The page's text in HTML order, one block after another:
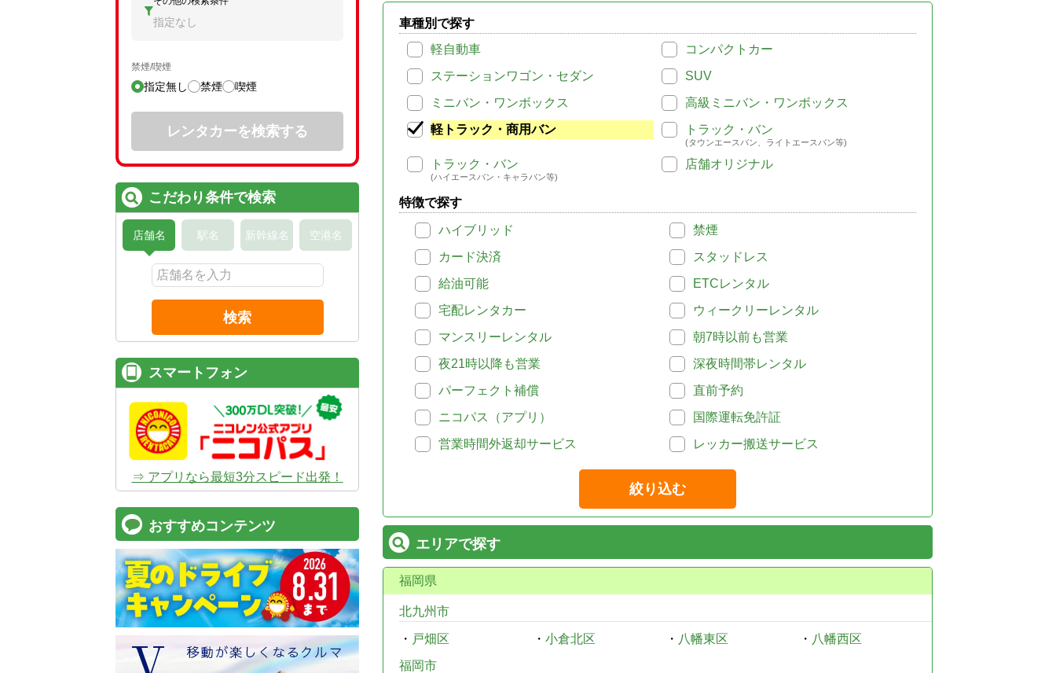
車種別で探す
軽自動車
コンパクトカー
ステーションワゴン・セダン
SUV
ミニバン・ワンボックス
高級ミニバン・ワンボックス
軽トラック・商用バン
トラック・バン
(タウンエースバン、ライトエースバン等)
トラック・バン
(ハイエースバン・キャラバン等)
店舗オリジナル
特徴で探す
ハイブリッド
禁煙
カード決済
スタッドレス
給油可能
ETCレンタル
宅配レンタカー
ウィークリーレンタル
マンスリーレンタル
朝7時以前も営業
夜21時以降も営業
深夜時間帯レンタル
パーフェクト補償
直前予約
ニコパス（アプリ）
国際運転免許証
営業時間外返却サービス
レッカー搬送サービス
絞り込む
エリアで探す
福岡県
北九州市
・ 戸畑区 ・ 小倉北区 ・ 八幡東区 ・ 八幡西区
福岡市
指定なし
禁煙/喫煙
指定無し 禁煙 喫煙
レンタカーを検索する
こだわり条件で検索
店舗名 駅名 新幹線名 空港名
検索
スマートフォン
⇒ アプリなら最短3分スピード出発！
おすすめコンテンツ